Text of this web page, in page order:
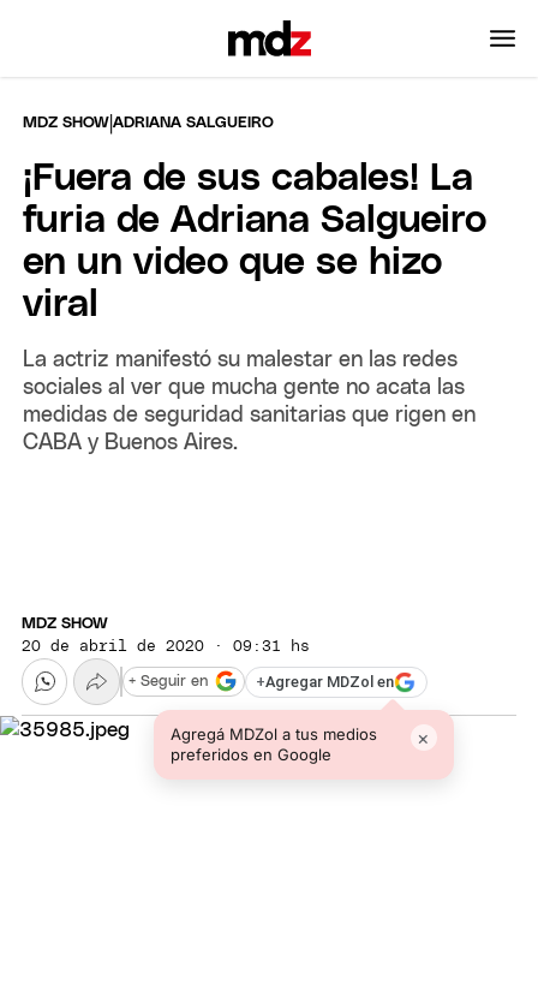
MDZ SHOW |ADRIANA SALGUEIRO
¡Fuera de sus cabales! La
furia de Adriana Salgueiro
en un video que se hizo
viral
La actriz manifestó su malestar en las redes
sociales al ver que mucha gente no acata las
medidas de seguridad sanitarias que rigen en
CABA y Buenos Aires.
MDZ SHOW
20 de abril de 2020 · 09:31 hs
+Agregar MDZol en
Agregá MDZol a tus medios
preferidos en Google
×
+ Seguir en